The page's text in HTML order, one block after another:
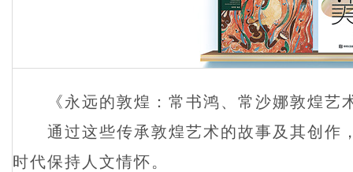
《永远的敦煌：常书鸿、常沙娜敦煌艺
通过这些传承敦煌艺术的故事及其创作
时代保持人文情怀。